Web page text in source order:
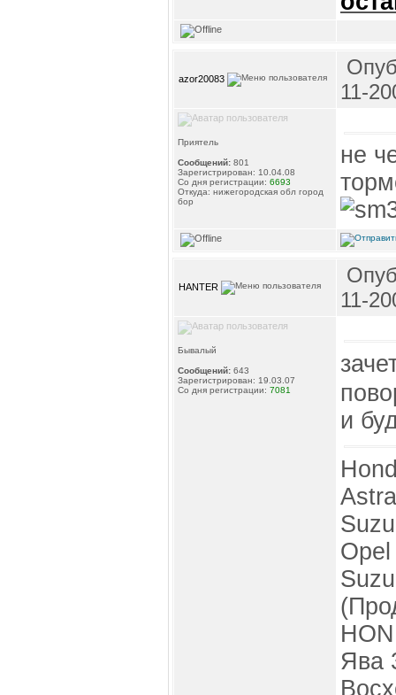
azor20083
11-
Приятель
Сообщений: 801
Зарегистрирован: 10.04.08
Со дня регистрации: 6693
Откуда: нижегородская обл город
бор
не
HANTER
11-
Бывалый
Сообщений: 643
Зарегистрирован: 19.03.07
Со дня регистрации: 7081
и
Ява